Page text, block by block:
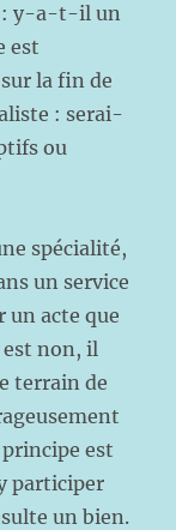
: y-a-t-il un
est
la fin de
: serai-
ou
spécialité,
un service
un acte que
est non, il
terrain de
est
participer
un bien.